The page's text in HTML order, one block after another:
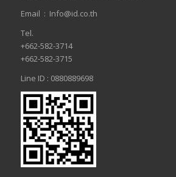
Email : Info@id.co.th
Tel.
+662-582-3714
+662-582-3715
Line ID : 0880889698